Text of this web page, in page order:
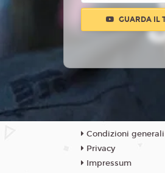
GUARDA IL
Condizioni generali
Privacy
Impressum